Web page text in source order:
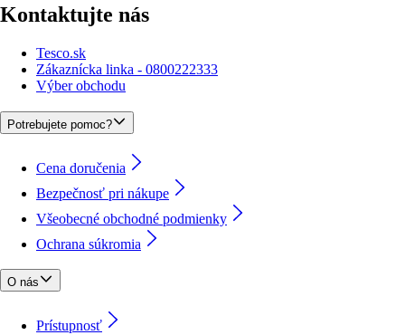
Kontaktujte nás
Tesco.sk
Zákaznícka linka - 0800222333
Výber obchodu
Potrebujete pomoc?
Cena doručenia
Bezpečnosť pri nákupe
Všeobecné obchodné podmienky
Ochrana súkromia
O nás
Prístupnosť